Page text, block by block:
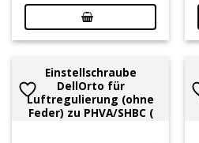
Einstellschraube
DellOrto für
Luftregulierung (ohne
Feder) zu PHVA/SHBC (